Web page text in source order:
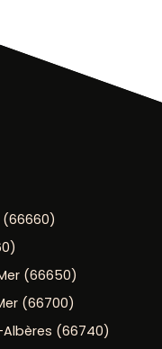
(66650)
(66700)
(66740)